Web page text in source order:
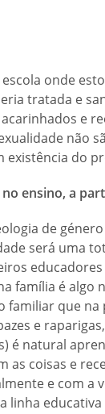
onde
tratada e
e
não
existência do
ensino, a
de
será uma
família é algo
que na
e
é natural
coisas e
e com a